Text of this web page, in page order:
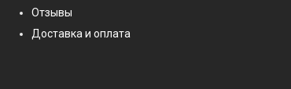
Отзывы
Доставка и оплата